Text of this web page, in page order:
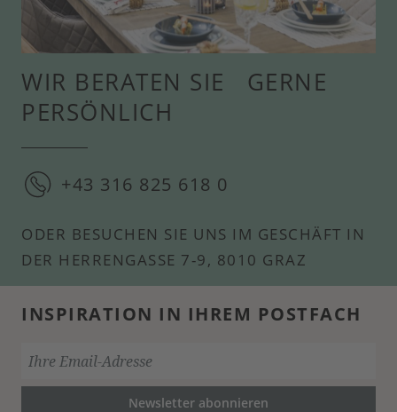
WIR BERATEN SIE GERNE
PERSÖNLICH
+43 316 825 618 0
ODER BESUCHEN SIE UNS IM GESCHÄFT IN
DER HERRENGASSE 7-9, 8010 GRAZ
INSPIRATION IN IHREM POSTFACH
Newsletter abonnieren